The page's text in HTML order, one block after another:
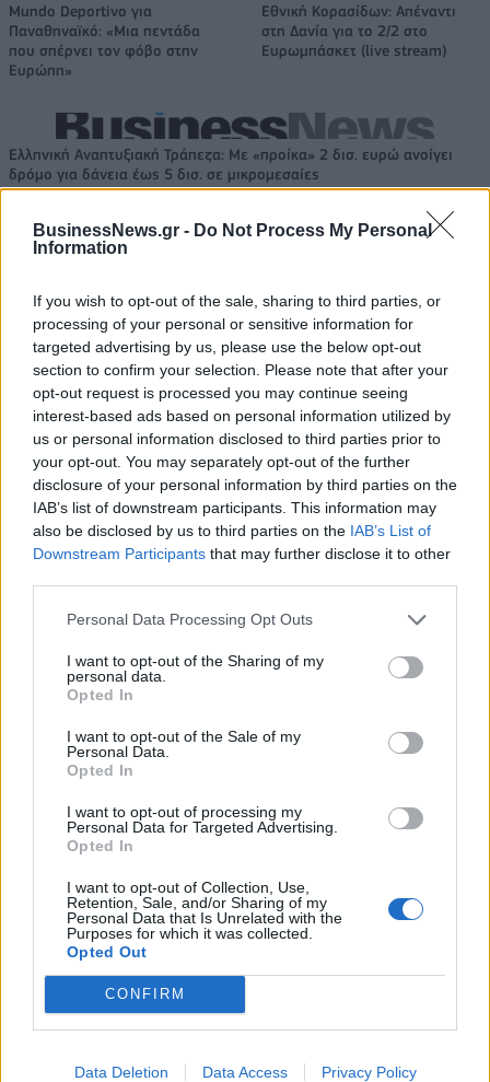
BusinessNews.gr - Do Not Process My Personal
Information
If you wish to opt-out of the sale, sharing to third parties, or
processing of your personal or sensitive information for
targeted advertising by us, please use the below opt-out
section to confirm your selection. Please note that after your
opt-out request is processed you may continue seeing
interest-based ads based on personal information utilized by
us or personal information disclosed to third parties prior to
your opt-out. You may separately opt-out of the further
disclosure of your personal information by third parties on the
IAB’s list of downstream participants. This information may
also be disclosed by us to third parties on the IAB’s List of
Downstream Participants that may further disclose it to other
Personal Data Processing Opt Outs
I want to opt-out of the Sharing of my
personal data.
Opted In
I want to opt-out of the Sale of my
Personal Data.
Opted In
I want to opt-out of processing my
Personal Data for Targeted Advertising.
Opted In
I want to opt-out of Collection, Use,
Retention, Sale, and/or Sharing of my
Personal Data that Is Unrelated with the
Purposes for which it was collected.
Opted Out
CONFIRM
Data Deletion Data Access Privacy Policy
Mundo Deportivo για
Παναθηναϊκό: «Μια πεντάδα
που σπέρνει τον φόβο στην
Ευρώπη»
Εθνική Κορασίδων: Απέναντι
στη Δανία για το 2/2 στο
Ευρωμπάσκετ (live stream)
Ελληνική Αναπτυξιακή Τράπεζα: Με «προίκα» 2 δισ. ευρώ ανοίγει
δρόμο για δάνεια έως 5 δισ. σε μικρομεσαίες
εκατ. ευρώ και αύξηση κερδών
57% - Τα νέα στοιχήματα σε
low & non alcohol
Χρηματοοικονομικός
σύμβουλος της ΔΕΗ για την
είσοδο στην πολωνική αγορά
ενέργειας
Η Chery επενδύει 75 εκατ. δολάρια στην KG Mobility
Το FIAT 500 Hybrid τώρα από
18.990 ευρώ
Ατρόμητος και Novibet
συνεχίζουν μαζί: Ανανέωση της
2028
18η συνεχόμενη χρονιά για τον ΟΤΕ στη διεθνή σειρά δεικτών
FTSE4Good
Alpha Bank: Για πρώτη φορά το Αρχαίο Θέατρο Επιδαύρου άνοιξε τις
ΠΕΡΙΣΣΌΤΕΡΑ ΣΕ ΑΥΤΉ ΤΗΝ ΚΑΤΗΓΟΡΊΑ